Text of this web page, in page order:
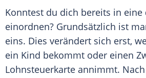
Konntest du dich bereits in eine
einordnen? Grundsätzlich ist
eins. Dies verändert sich erst,
ein Kind bekommt oder einen
Lohnsteuerkarte annimmt.